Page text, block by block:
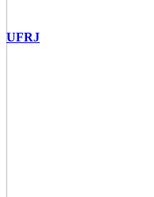
UFRJ